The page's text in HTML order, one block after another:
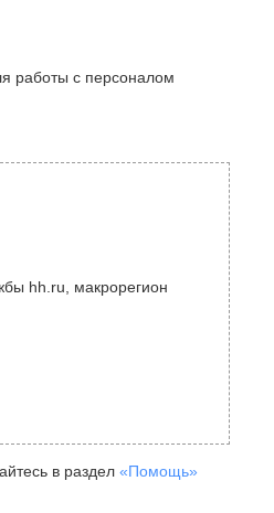
работы с персоналом
hh.ru, макрорегион
в раздел «Помощь»